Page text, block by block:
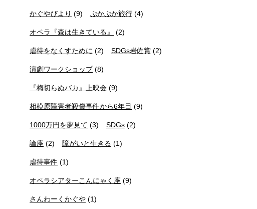
かぐやびより (9) ぷかぷか旅行(4)
オペラ『森は生きている』 (2)
虐待をなくすために (2) SDGs岩佐賞(2)
演劇ワークショップ(8)
『梅切らぬバカ』上映会 (9)
相模原障害者殺傷事件から6年目 (9)
1000万円を夢見て (3) SDGs(2)
論座 (2) 障がいと生きる (1)
虐待事件 (1)
オペラシアターこんにゃく座 (9)
さんわーくかぐや (1)